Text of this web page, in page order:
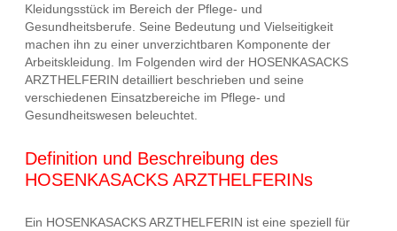
Kleidungsstück im Bereich der Pflege- und
Gesundheitsberufe. Seine Bedeutung und Vielseitigkeit
machen ihn zu einer unverzichtbaren Komponente der
Arbeitskleidung. Im Folgenden wird der HOSENKASACKS
ARZTHELFERIN detailliert beschrieben und seine
verschiedenen Einsatzbereiche im Pflege- und
Gesundheitswesen beleuchtet.
Definition und Beschreibung des
HOSENKASACKS ARZTHELFERINs
Ein HOSENKASACKS ARZTHELFERIN ist eine speziell für